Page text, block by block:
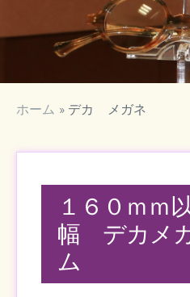
ホーム » デカ メガネ
１６０ｍｍ
幅 デカメ
ム